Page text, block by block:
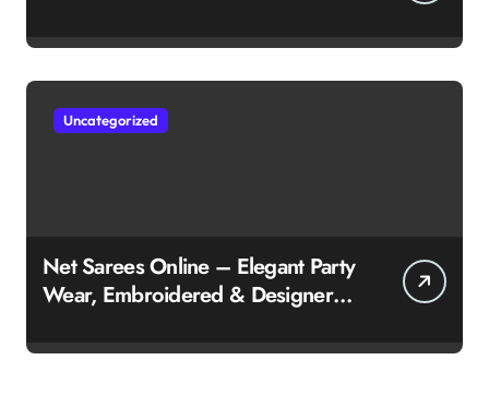
Uncategorized
Net Sarees Online – Elegant Party
Wear, Embroidered & Designer